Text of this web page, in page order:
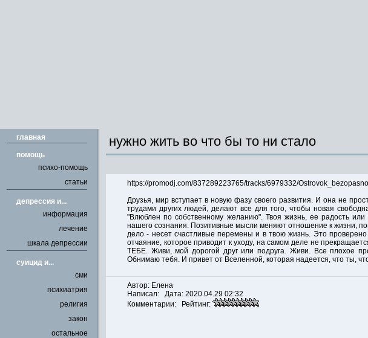
главная
помощь
психо-помощь
статьи
депрессия и...
информация
лечение
шкала депрессии
cуицид и...
сми
психиатрия
религия
закон
остальное
нужно жить во что бы то ни стало
https://promodj.com/837289223765/tracks/6979332/
Друзья, мир вступает в новую фазу своего развития. И она не
трудами других людей, делают все для того, чтобы новая
"Влюблен по собственному желанию". Твоя жизнь, ее радость
нашего сознания. Позитивные мысли меняют отношение к жизни,
дело - несет счастливые перемены и в твою жизнь. Это
отчаяние, которое приводит к уходу, на самом деле не
ТЕБЕ. Живи, мой дорогой друг или подруга. Живи. Все плохое
Обнимаю тебя. И привет от Вселенной, которая надеется, что ты,
Автор: Елена
Написал: Дата: 2020.04.29 02:32
Комментарии: Рейтинг: